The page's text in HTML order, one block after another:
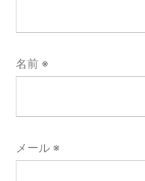
名前 ※
メール ※